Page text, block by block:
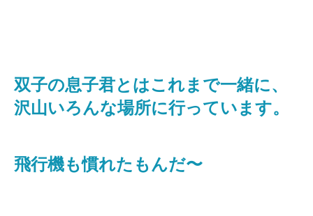
双子の息子君とはこれまで一緒に、
沢山いろんな場所に行っています。
飛行機も慣れたもんだ〜